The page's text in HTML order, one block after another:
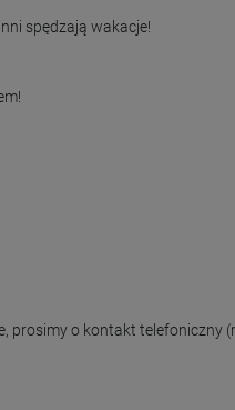
spędzają wakacje!
prosimy o kontakt telefoniczny